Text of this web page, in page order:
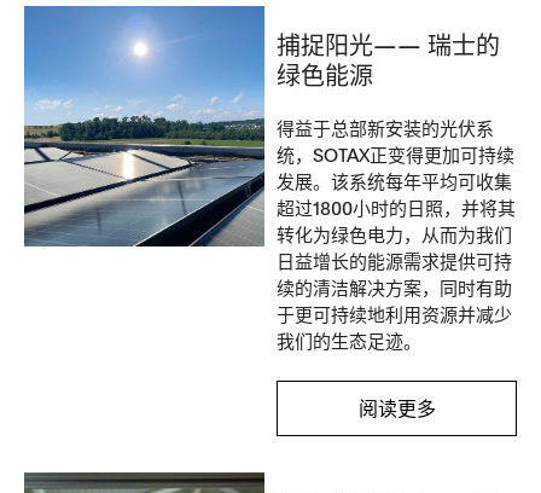
捕捉阳光—— 瑞士的
绿色能源
得益于总部新安装的光伏系
统，SOTAX正变得更加可持续
发展。该系统每年平均可收集
超过1800小时的日照，并将其
转化为绿色电力，从而为我们
日益增长的能源需求提供可持
续的清洁解决方案，同时有助
于更可持续地利用资源并减少
我们的生态足迹。
阅读更多